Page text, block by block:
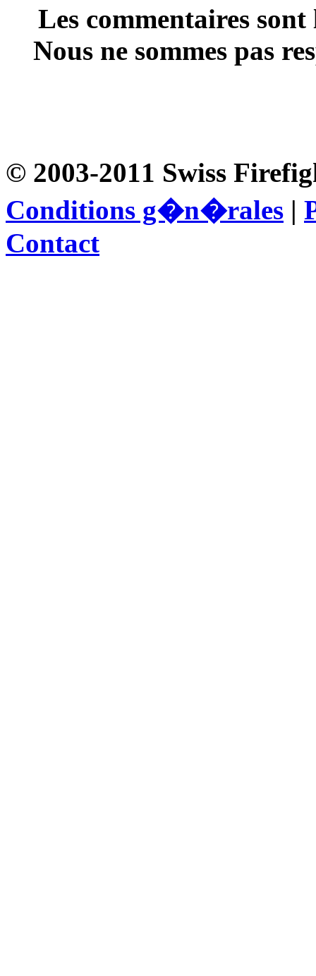
Les commentaires
Nous ne sommes pas
© 2003-2011 Swiss
Conditions g�n�rales |
Contact